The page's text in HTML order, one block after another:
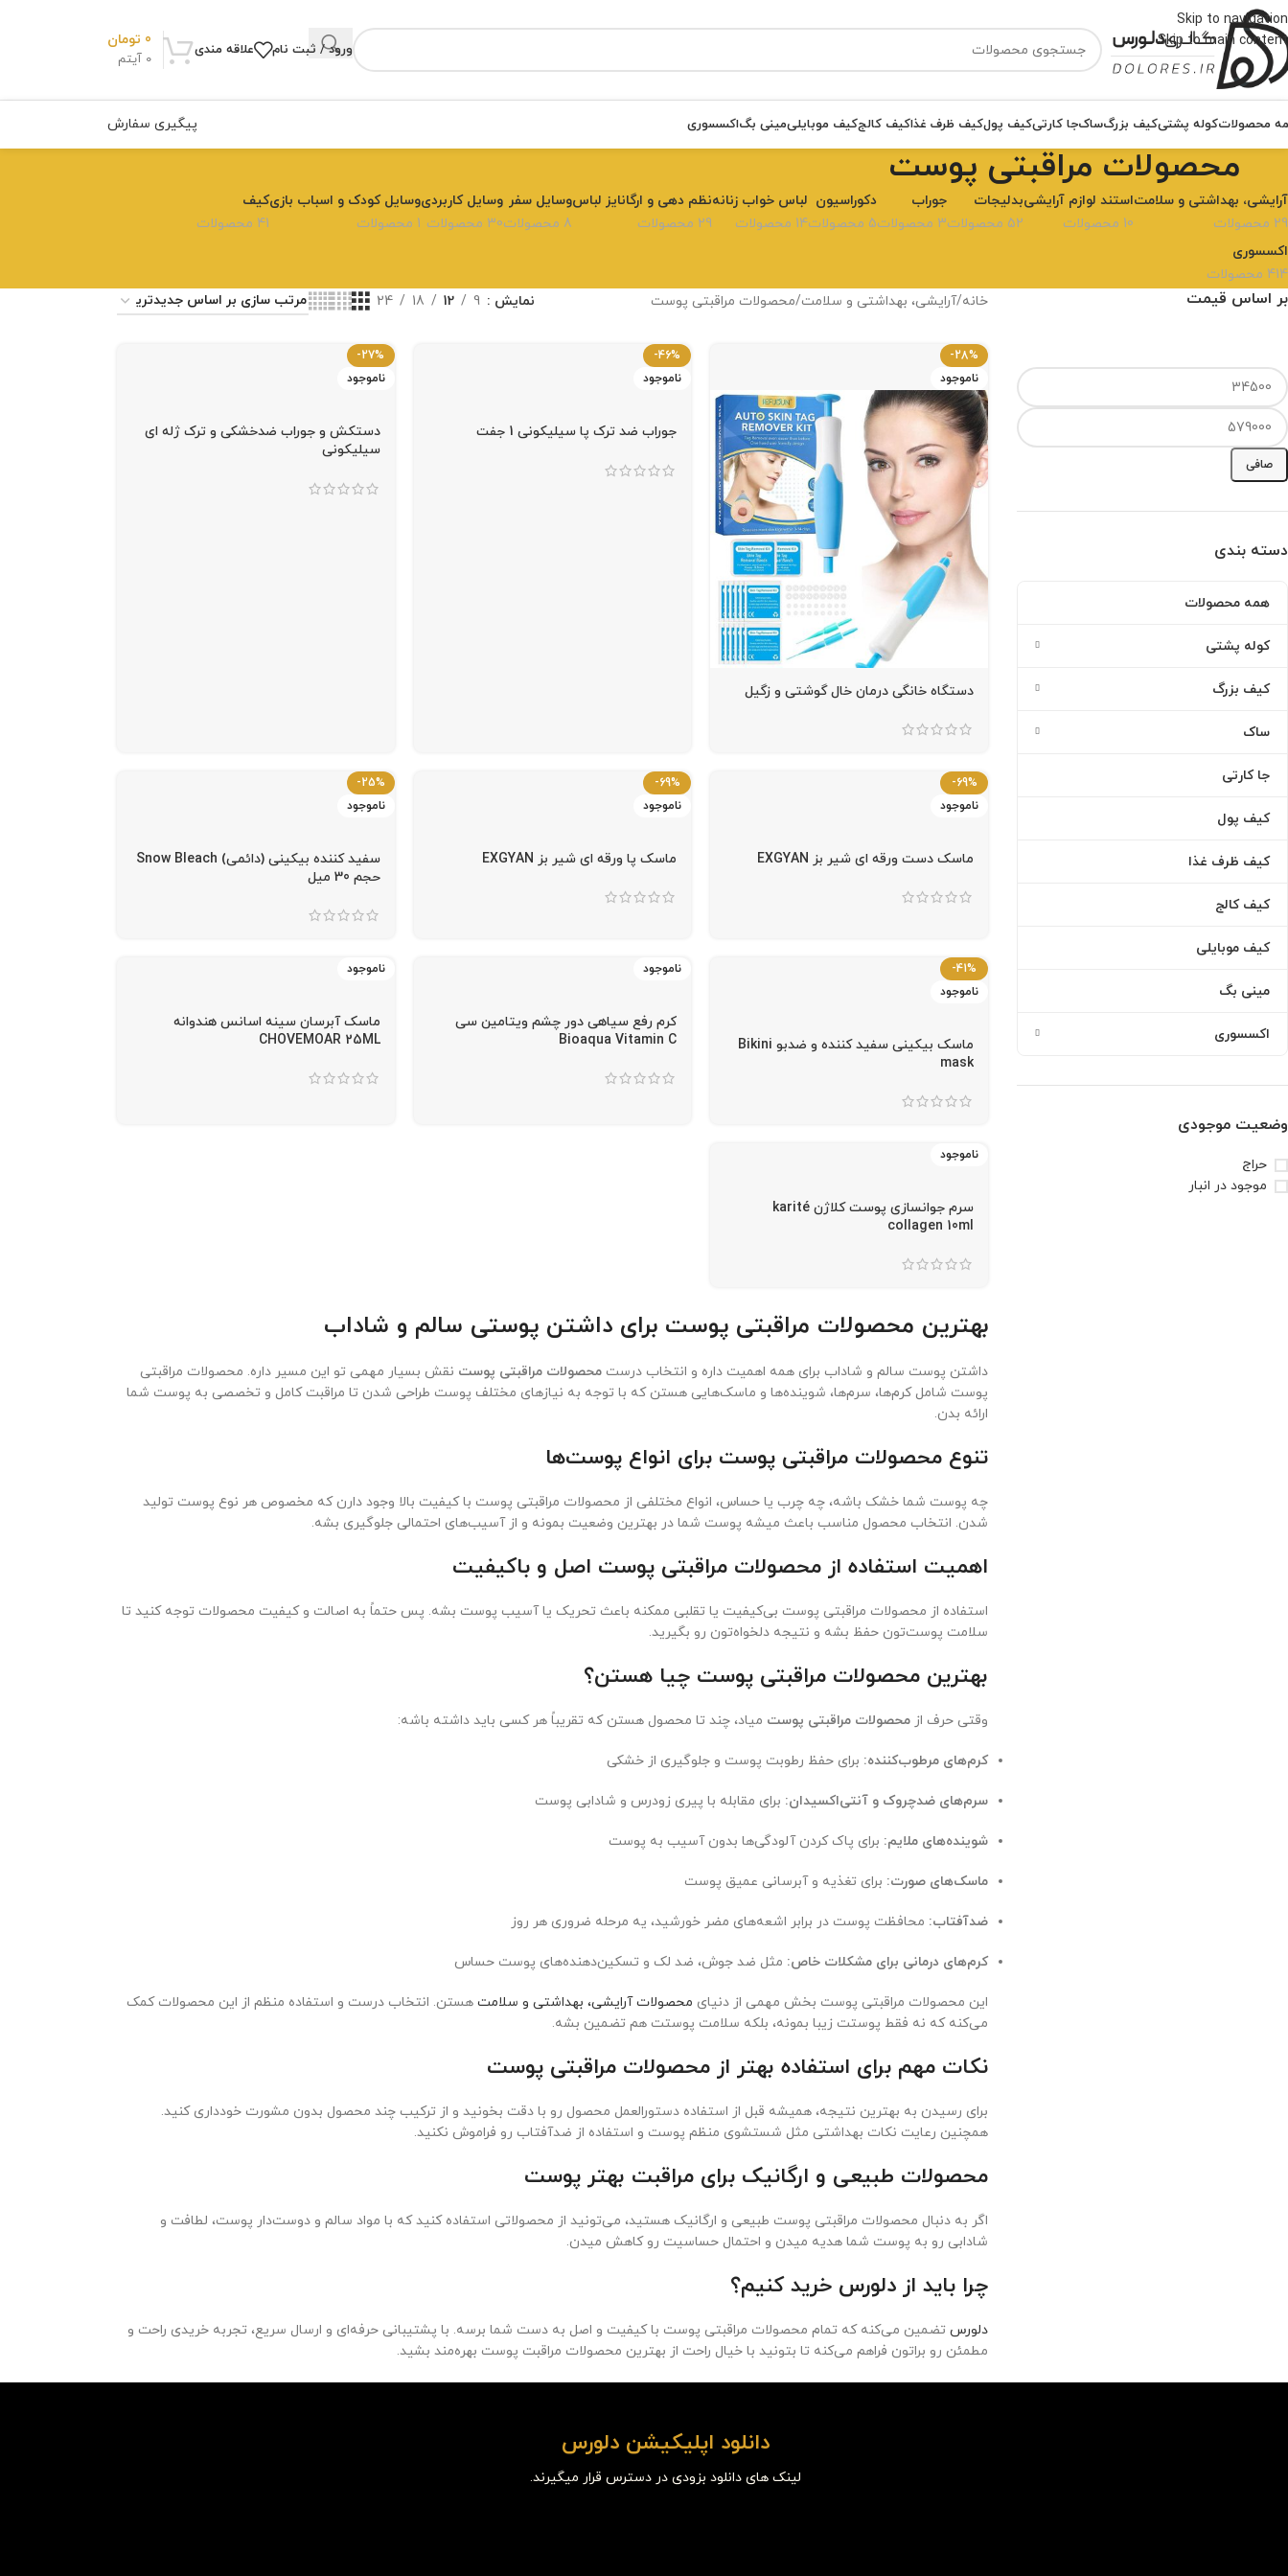
Skip to navigation
Skip to main content
ورود / ثبت نام علاقه مندی
0 آیتم
0 تومان
محصولاتکوله پشتیکیف بزرگساکجا کارتیکیف پولکیف ظرف غذاکیف کالجکیف موبایلیمینی بگاکسسوری پیگیری سفارش
محصولات مراقبتی پوست
آرایشی، بهداشتی و سلامت
29 محصولات
استند لوازم آرایشی
10 محصولات
بدلیجات
52 محصولات
جوراب
3 محصولات
دکوراسیون
5 محصولات
لباس خواب زنانه
14 محصولات
نظم دهی و ارگانایز لباس
29 محصولات
وسایل سفر
8 محصولات
وسایل کاربردی
30 محصولات
وسایل کودک و اسباب بازی
1 محصولات
کیف
41 محصولات
اکسسوری
414 محصولات
بر اساس قیمت
صافی
دسته بندی
همه محصولات
کوله پشتی
کیف بزرگ
ساک
جا کارتی
کیف پول
کیف ظرف غذا
کیف کالج
کیف موبایلی
مینی بگ
اکسسوری
وضعیت موجودی
حراج
موجود در انبار
خانه آرایشی، بهداشتی و سلامت محصولات مراقبتی پوست نمایش 9
12
18
24
-28%
ناموجود
دستگاه خانگی درمان خال گوشتی و زگیل
-46%
ناموجود
جوراب ضد ترک پا سیلیکونی 1 جفت
-27%
ناموجود
دستکش و جوراب ضدخشکی و ترک ژله ای
سیلیکونی
-69%
ناموجود
ماسک دست ورقه ای شیر بز EXGYAN
-69%
ناموجود
ماسک پا ورقه ای شیر بز EXGYAN
-25%
ناموجود
سفید کننده بیکینی (دائمی) Snow Bleach
حجم 30 میل
-41%
ناموجود
ماسک بیکینی سفید کننده و ضدبو Bikini
mask
ناموجود
کرم رفع سیاهی دور چشم ویتامین سی
Bioaqua Vitamin C
ناموجود
ماسک آبرسان سینه اسانس هندوانه
CHOVEMOAR 25ML
ناموجود
سرم جوانسازی پوست کلاژن karité
collagen 10ml
بهترین محصولات مراقبتی پوست برای داشتن پوستی سالم و شاداب
داشتن پوست سالم و شاداب برای همه اهمیت داره و انتخاب درست محصولات مراقبتی پوست نقش بسیار مهمی تو این مسیر داره. محصولات مراقبتی
پوست شامل کرم‌ها، سرم‌ها، شوینده‌ها و ماسک‌هایی هستن که با توجه به نیازهای مختلف پوست طراحی شدن تا مراقبت کامل و تخصصی به پوست شما
ارائه بدن.
تنوع محصولات مراقبتی پوست برای انواع پوست‌ها
چه پوست شما خشک باشه، چه چرب یا حساس، انواع مختلفی از محصولات مراقبتی پوست با کیفیت بالا وجود دارن که مخصوص هر نوع پوست تولید
شدن. انتخاب محصول مناسب باعث میشه پوست شما در بهترین وضعیت بمونه و از آسیب‌های احتمالی جلوگیری بشه.
اهمیت استفاده از محصولات مراقبتی پوست اصل و باکیفیت
استفاده از محصولات مراقبتی پوست بی‌کیفیت یا تقلبی ممکنه باعث تحریک یا آسیب پوست بشه. پس حتماً به اصالت و کیفیت محصولات توجه کنید تا
سلامت پوست‌تون حفظ بشه و نتیجه دلخواه‌تون رو بگیرید.
بهترین محصولات مراقبتی پوست چیا هستن؟
وقتی حرف از محصولات مراقبتی پوست میاد، چند تا محصول هستن که تقریباً هر کسی باید داشته باشه:
کرم‌های مرطوب‌کننده: برای حفظ رطوبت پوست و جلوگیری از خشکی
سرم‌های ضدچروک و آنتی‌اکسیدان: برای مقابله با پیری زودرس و شادابی پوست
شوینده‌های ملایم: برای پاک کردن آلودگی‌ها بدون آسیب به پوست
ماسک‌های صورت: برای تغذیه و آبرسانی عمیق پوست
ضدآفتاب: محافظت پوست در برابر اشعه‌های مضر خورشید، یه مرحله ضروری هر روز
کرم‌های درمانی برای مشکلات خاص: مثل ضد جوش، ضد لک و تسکین‌دهنده‌های پوست حساس
این محصولات مراقبتی پوست بخش مهمی از دنیای محصولات آرایشی، بهداشتی و سلامتهستن. انتخاب درست و استفاده منظم از این محصولات کمک
می‌کنه که نه فقط پوستت زیبا بمونه، بلکه سلامت پوستت هم تضمین بشه.
نکات مهم برای استفاده بهتر از محصولات مراقبتی پوست
برای رسیدن به بهترین نتیجه، همیشه قبل از استفاده دستورالعمل محصول رو با دقت بخونید و از ترکیب چند محصول بدون مشورت خودداری کنید.
همچنین رعایت نکات بهداشتی مثل شستشوی منظم پوست و استفاده از ضدآفتاب رو فراموش نکنید.
محصولات طبیعی و ارگانیک برای مراقبت بهتر پوست
اگر به دنبال محصولات مراقبتی پوست طبیعی و ارگانیک هستید، می‌تونید از محصولاتی استفاده کنید که با مواد سالم و دوست‌دار پوست، لطافت و
شادابی رو به پوست شما هدیه میدن و احتمال حساسیت رو کاهش میدن.
چرا باید از دلورس خرید کنیم؟
دلورستضمین می‌کنه که تمام محصولات مراقبتی پوست با کیفیت و اصل به دست شما برسه. با پشتیبانی حرفه‌ای و ارسال سریع، تجربه خریدی راحت و
مطمئن رو براتون فراهم می‌کنه تا بتونید با خیال راحت از بهترین محصولات مراقبت پوست بهره‌مند بشید.
دانلود اپلیکیشن دلورس
لینک های دانلود بزودی در دسترس قرار میگیرند.